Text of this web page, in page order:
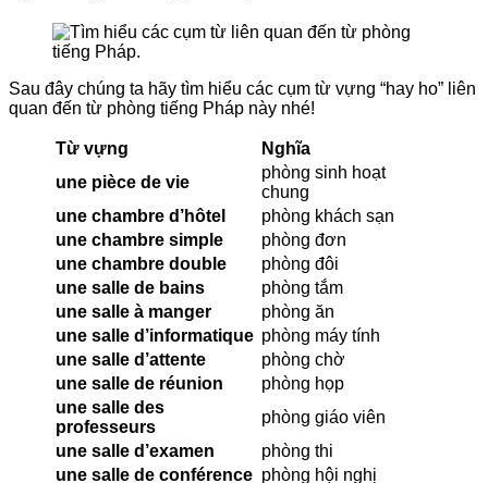
Sau đây chúng ta hãy tìm hiểu các cụm từ vựng “hay ho” liên
quan đến từ phòng tiếng Pháp này nhé!
Từ vựng
Nghĩa
une pièce de vie
phòng sinh hoạt
chung
une chambre d’hôtel
phòng khách sạn
une chambre simple
phòng đơn
une chambre double
phòng đôi
une salle de bains
phòng tắm
une salle à manger
phòng ăn
une salle d’informatique phòng máy tính
une salle d’attente
phòng chờ
une salle de réunion
phòng họp
une salle des
professeurs
phòng giáo viên
une salle d’examen
phòng thi
une salle de conférence phòng hội nghị